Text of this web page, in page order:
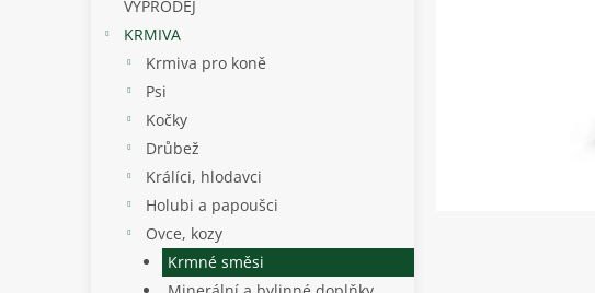
VÝPRODEJ
KRMIVA
Krmiva pro koně
Psi
Kočky
Drůbež
Králíci, hlodavci
Holubi a papoušci
Ovce, kozy
Krmné směsi